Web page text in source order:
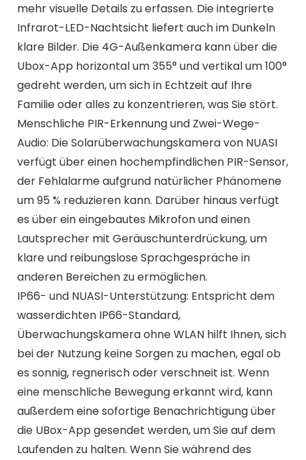
mehr visuelle Details zu erfassen. Die integrierte
Infrarot-LED-Nachtsicht liefert auch im Dunkeln
klare Bilder. Die 4G-Außenkamera kann über die
Ubox-App horizontal um 355° und vertikal um 100°
gedreht werden, um sich in Echtzeit auf Ihre
Familie oder alles zu konzentrieren, was Sie stört.
Menschliche PIR-Erkennung und Zwei-Wege-
Audio: Die Solarüberwachungskamera von NUASI
verfügt über einen hochempfindlichen PIR-Sensor,
der Fehlalarme aufgrund natürlicher Phänomene
um 95 % reduzieren kann. Darüber hinaus verfügt
es über ein eingebautes Mikrofon und einen
Lautsprecher mit Geräuschunterdrückung, um
klare und reibungslose Sprachgespräche in
anderen Bereichen zu ermöglichen.
IP66- und NUASI-Unterstützung: Entspricht dem
wasserdichten IP66-Standard,
Überwachungskamera ohne WLAN hilft Ihnen, sich
bei der Nutzung keine Sorgen zu machen, egal ob
es sonnig, regnerisch oder verschneit ist. Wenn
eine menschliche Bewegung erkannt wird, kann
außerdem eine sofortige Benachrichtigung über
die UBox-App gesendet werden, um Sie auf dem
Laufenden zu halten. Wenn Sie während des